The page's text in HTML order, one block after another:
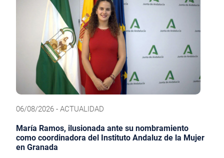
06/08/2026 - ACTUALIDAD
María Ramos, ilusionada ante su nombramiento
como coordinadora del Instituto Andaluz de la Mujer
en Granada